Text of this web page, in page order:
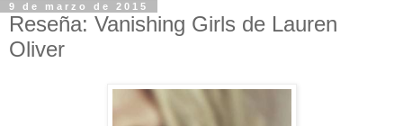
9 de marzo de 2015
Reseña: Vanishing Girls de Lauren
Oliver